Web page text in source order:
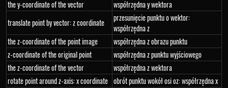
the y-coordinate of the vector
współrzędna y wektora
translate point by vector: z coordinate
przesunięcie punktu o wektor:
współrzędna z
the z-coordinate of the point image
współrzędna z obrazu punktu
z-coordinate of the original point
współrzędna z punktu wyjściowego
the z-coordinate of the vector
współrzędna z wektora
rotate point around z-axis: x coordinate obrót punktu wokół osi oz: współrzędna x